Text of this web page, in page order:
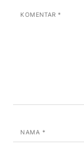
KOMENTAR*
NAMA *